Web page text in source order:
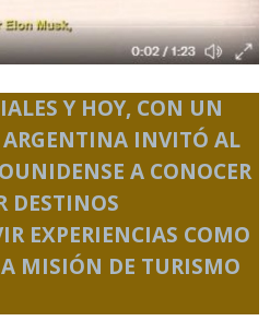
Y HOY, CON UN
INVITÓ AL
A CONOCER
DESTINOS
EXPERIENCIAS COMO
MISIÓN DE TURISMO